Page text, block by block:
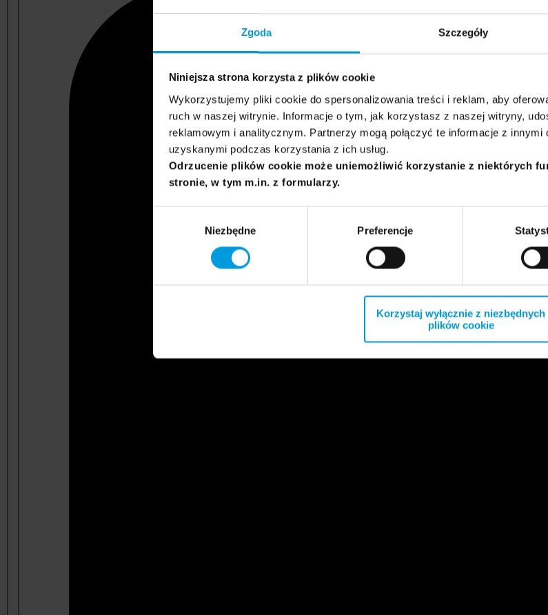
Zgoda Szczegóły
Niniejsza strona korzysta z plików cookie
Wykorzystujemy pliki cookie do spersonalizowania treści i reklam, aby
ruch w naszej witrynie. Informacje o tym, jak korzystasz z naszej witryny,
reklamowym i analitycznym. Partnerzy mogą połączyć te informacje z
uzyskanymi podczas korzystania z ich usług.
Odrzucenie plików cookie może uniemożliwić korzystanie z niektórych
stronie, w tym m.in. z formularzy.
Niezbędne Preferencje
Korzystaj wyłącznie z niezbędnych
plików cookie